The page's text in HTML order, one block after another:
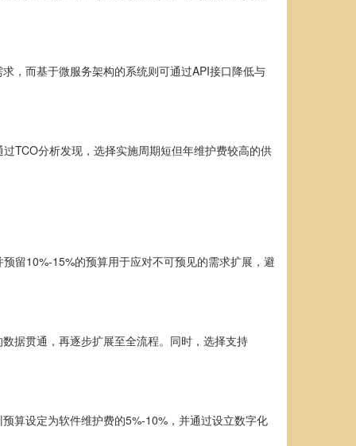
，而基于微服务架构的系统则可通过API接口降低与
TCO分析发现，选择实施周期短但年维护费较高的供
留10%-15%的预算用于应对不可预见的需求扩展，避
据贯通，再逐步扩展至全流程。同时，选择支持
算设定为软件维护费的5%-10%，并通过设立数字化